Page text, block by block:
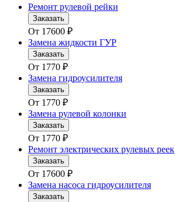
Ремонт рулевой рейки
Заказать
От 17600 ₽
Замена жидкости ГУР
Заказать
От 1770 ₽
Замена гидроусилителя
Заказать
От 1770 ₽
Замена рулевой колонки
Заказать
От 1770 ₽
Ремонт электрических рулевых реек
Заказать
От 17600 ₽
Замена насоса гидроусилителя
Заказать